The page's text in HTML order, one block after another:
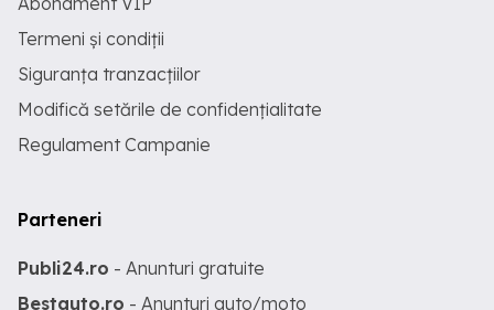
Termeni și condiții
Siguranța tranzacțiilor
Modifică setările de confidențialitate
Regulament Campanie
Parteneri
Publi24.ro - Anunturi gratuite
Bestauto.ro - Anunturi auto/moto